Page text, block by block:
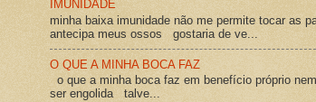
IMUNIDADE
minha baixa imunidade não me permite tocar as
antecipa meus ossos gostaria de ve...
O QUE A MINHA BOCA FAZ
o que a minha boca faz em benefício próprio
ser engolida talve...